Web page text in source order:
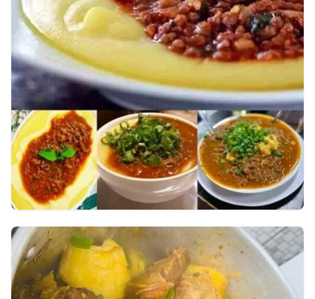
carnes
Polenta com Carne Moída ao Molho Caseiro
⏱️ 55 min 👥 8 porções